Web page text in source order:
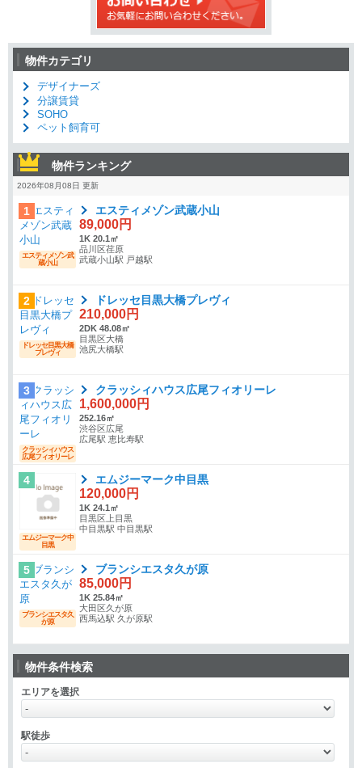
物件カテゴリ
デザイナーズ
分譲賃貸
SOHO
ペット飼育可
物件ランキング
2026年08月08日 更新
1
エスティメゾン武
蔵小山
エスティメゾン武蔵小山
89,000円
1K 20.1㎡
品川区荏原
武蔵小山駅 戸越駅
2
ドレッセ目黒大橋
プレヴィ
ドレッセ目黒大橋プレヴィ
210,000円
2DK 48.08㎡
目黒区大橋
池尻大橋駅
3
クラッシィハウス
広尾フィオリーレ
クラッシィハウス広尾フィオリーレ
1,600,000円
252.16㎡
渋谷区広尾
広尾駅 恵比寿駅
4
エムジーマーク中
目黒
エムジーマーク中目黒
120,000円
1K 24.1㎡
目黒区上目黒
中目黒駅 中目黒駅
5
ブランシエスタ久
が原
ブランシエスタ久が原
85,000円
1K 25.84㎡
大田区久が原
西馬込駅 久が原駅
物件条件検索
エリアを選択
駅徒歩